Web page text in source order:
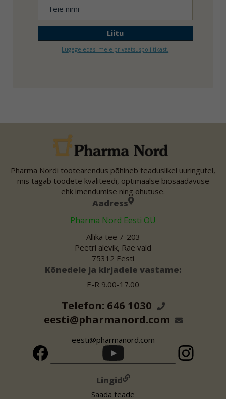
Lugege edasi meie privaatsuspoliitikast.
Pharma Nordi tootearendus põhineb teaduslikel uuringutel,
mis tagab toodete kvaliteedi, optimaalse biosaadavuse
ehk imendumise ning ohutuse.
Aadress
Pharma Nord Eesti OÜ
Allika tee 7-203
Peetri alevik, Rae vald
75312 Eesti
Kõnedele ja kirjadele vastame:
E-R 9.00-17.00
Telefon: 646 1030
eesti@pharmanord.com
eesti@pharmanord.com
Lingid
Saada teade